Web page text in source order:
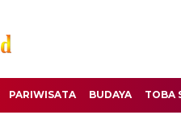
PARIWISATA BUDAYA TOBA